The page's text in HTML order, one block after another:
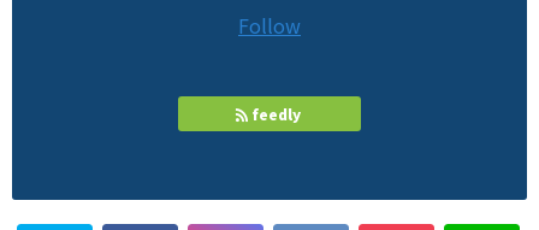
Follow
feedly